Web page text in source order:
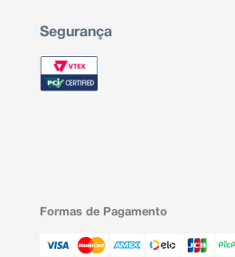
Segurança
Formas de Pagamento